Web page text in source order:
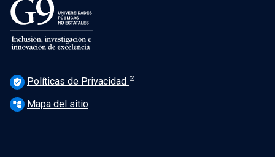
verified_user Políticas de Privacidad
account_tree Mapa del sitio